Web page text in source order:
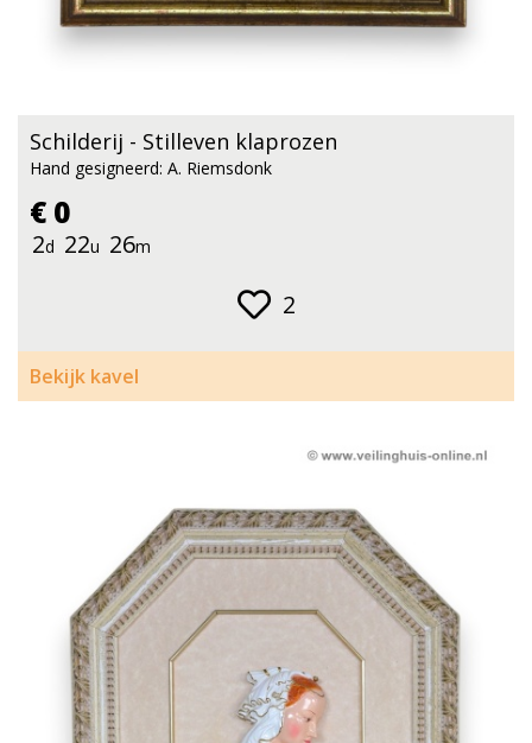
Schilderij - Stilleven klaprozen
Hand gesigneerd: A. Riemsdonk
€ 0
2d 22u 26m
2
Bekijk kavel